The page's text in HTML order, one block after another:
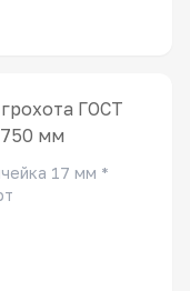
ГОСТ
мм
17 мм *